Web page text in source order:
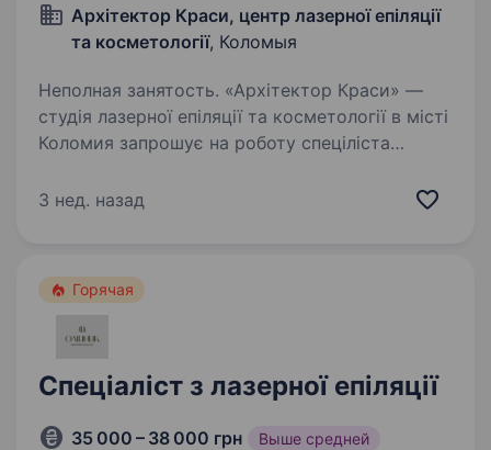
Архітектор Краси, центр лазерної епіляції
та косметології, Коломыя
Неполная занятость. «Архітектор Краси» —
студія лазерної епіляції та косметології в місті
Коломия запрошує на роботу спеціліста
роботи косметологом. Також перевагою є
3 нед. назад
Горячая
Спеціаліст з лазерної епіляції
35 000 – 38 000 грн Выше средней